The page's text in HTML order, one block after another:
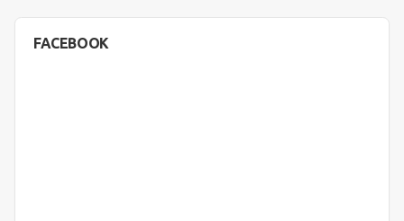
FACEBOOK